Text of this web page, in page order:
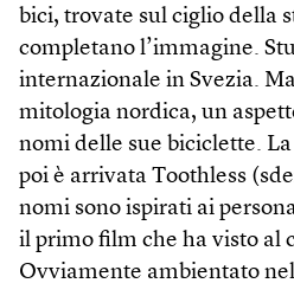
bici, trovate sul ciglio della
completano l’immagine.
internazionale in Svezia.
mitologia nordica, un
nomi delle sue biciclette.
poi è arrivata Toothless
nomi sono ispirati ai
il primo film che ha visto al
Ovviamente ambientato